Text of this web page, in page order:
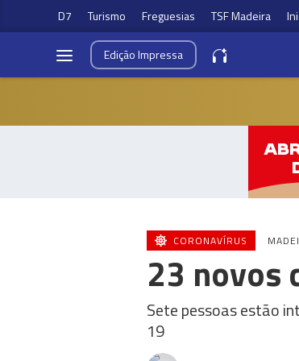
D7 Turismo Freguesias TSF Madeira
EdiçãoImpressa
CORONAVÍRUS
23 novos
Sete pessoas estão
19